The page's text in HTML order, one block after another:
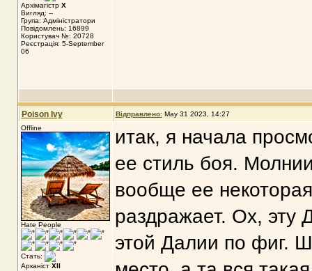
Архімагістр X
Вигляд: --
Група: Адміністратори
Повідомлень: 16899
Користувач №: 20728
Реєстрація: 5-September
06
Poison Ivy Відправлено: May 31 2023, 14:27
Offline
Hate People
Стать:
Арканіст XII
итак, я начала
ее стиль боя.
вообще ее
раздражает. Ох, эту
этой Далии по фиг.